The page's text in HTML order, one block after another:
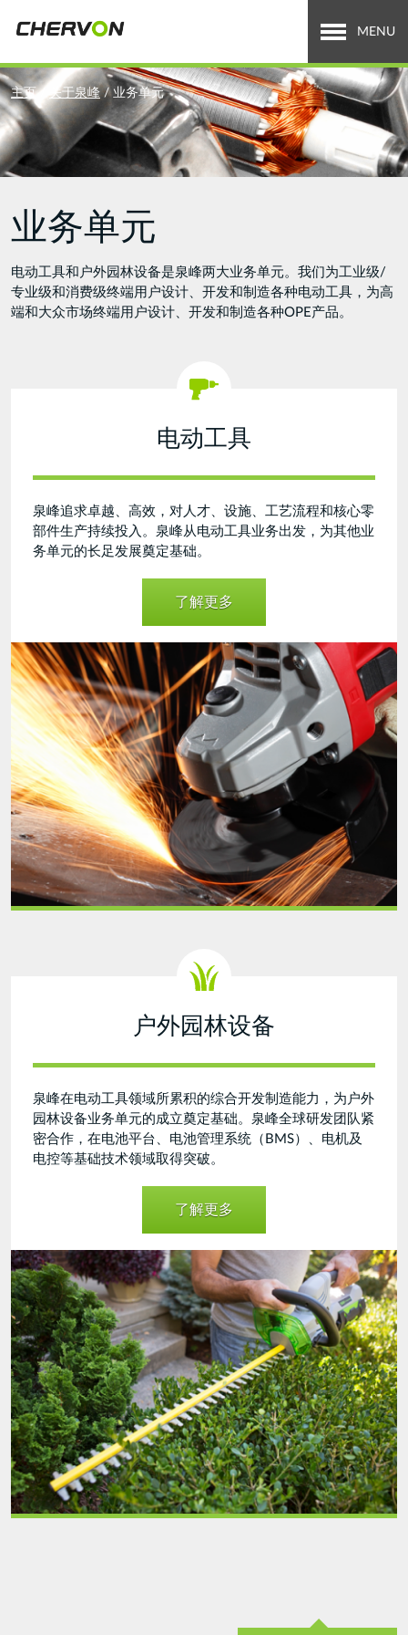
MENU
关于泉峰
全球业务
招贤纳士
新闻中心
Search
搜
You
are
here
主页/ 关于泉峰/ 业务单元
业务单元
电动工具和户外园林设备是泉峰两大业务单元。我们为工业级/
专业级和消费级终端用户设计、开发和制造各种电动工具，为高
端和大众市场终端用户设计、开发和制造各种OPE产品。
电动工具
泉峰追求卓越、高效，对人才、设施、工艺流程和核心零
部件生产持续投入。泉峰从电动工具业务出发，为其他业
务单元的长足发展奠定基础。
了解更多
angle
grinder.png
户外园林设备
泉峰在电动工具领域所累积的综合开发制造能力，为户外
园林设备业务单元的成立奠定基础。泉峰全球研发团队紧
密合作，在电池平台、电池管理系统（BMS）、电机及
电控等基础技术领域取得突破。
了解更多
outdoor
power
equipment
by
chervon.png